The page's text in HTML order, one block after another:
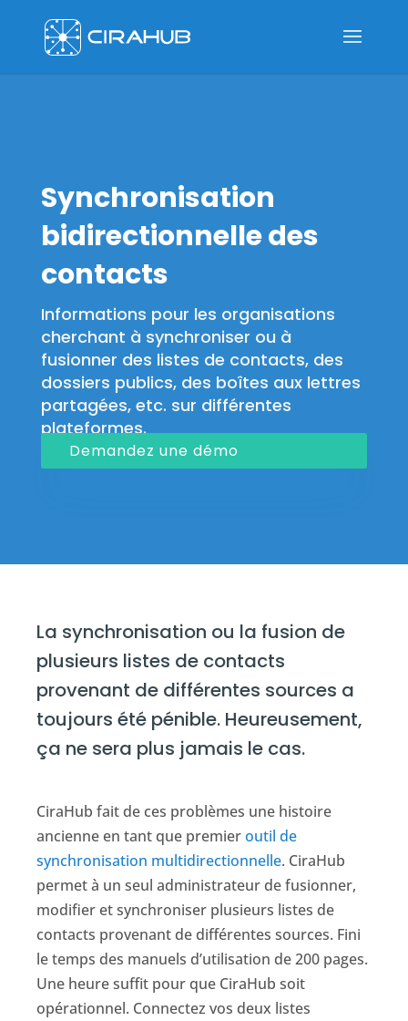
Synchronisation
bidirectionnelle des
contacts
Informations pour les organisations
cherchant à synchroniser ou à
fusionner des listes de contacts, des
dossiers publics, des boîtes aux lettres
partagées, etc. sur différentes
plateformes.
Demandez une démo
La synchronisation ou la fusion de
plusieurs listes de contacts
provenant de différentes sources a
toujours été pénible. Heureusement,
ça ne sera plus jamais le cas.
CiraHub fait de ces problèmes une histoire
ancienne en tant que premieroutil de
synchronisation multidirectionnelle. CiraHub
permet à un seul administrateur de fusionner,
modifier et synchroniser plusieurs listes de
contacts provenant de différentes sources. Fini
le temps des manuels d’utilisation de 200 pages.
Une heure suffit pour que CiraHub soit
opérationnel. Connectez vos deux listes